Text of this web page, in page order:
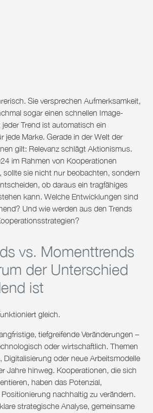
Sie versprechen Aufmerksamkeit,
sogar einen schnellen Image-
Trend ist automatisch ein
jede Marke. Gerade in der Welt der
gilt: Relevanz schlägt Aktionismus.
im Rahmen von Kooperationen
sollte sie nicht nur beobachten, sondern
ob daraus ein tragfähiges
kann. Welche Entwicklungen sind
Und wie werden aus den Trends
vs. Momenttrends
der Unterschied
ist
gleich.
tiefgreifende Veränderungen –
oder wirtschaftlich. Themen
Digitalisierung oder neue Arbeitsmodelle
Jahre hinweg. Kooperationen, die sich
haben das Potenzial,
nachhaltig zu verändern.
strategische Analyse, gemeinsame